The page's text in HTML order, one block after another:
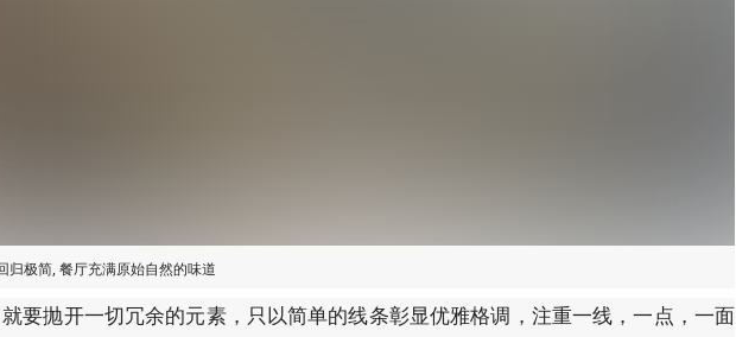
归极简, 餐厅充满原始自然的味道
要抛开一切冗余的元素，只以简单的线条彰显优雅格调，注重一线，一点，一面